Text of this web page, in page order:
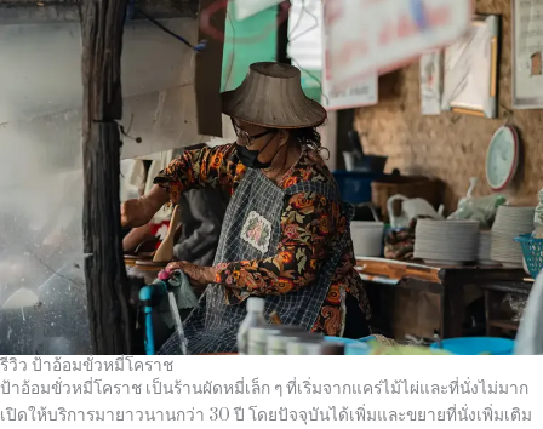
รีวิว ป้าอ้อมขั่วหมี่โคราช
ป้าอ้อมขั่วหมี่โคราช เป็นร้านผัดหมี่เล็ก ๆ ที่เริ่มจากแคร่ไม้ไผ่และที่นั่งไม่มาก
เปิดให้บริการมายาวนานกว่า 30 ปี โดยปัจจุบันได้เพิ่มและขยายที่นั่งเพิ่มเติม